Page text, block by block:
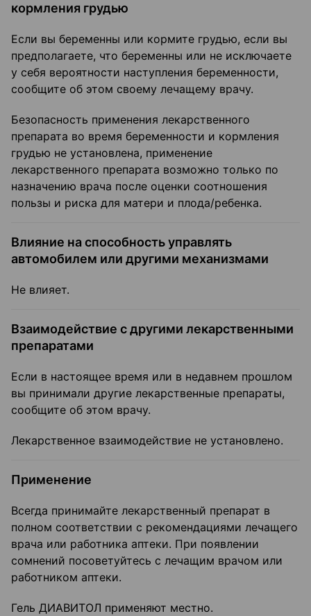
кормления грудью
Если вы беременны или кормите грудью, если вы
предполагаете, что беременны или не исключаете
у себя вероятности наступления беременности,
сообщите об этом своему лечащему врачу.
Безопасность применения лекарственного
препарата во время беременности и кормления
грудью не установлена, применение
лекарственного препарата возможно только по
назначению врача после оценки соотношения
пользы и риска для матери и плода/ребенка.
Влияние на способность управлять
автомобилем или другими механизмами
Не влияет.
Взаимодействие с другими лекарственными
препаратами
Если в настоящее время или в недавнем прошлом
вы принимали другие лекарственные препараты,
сообщите об этом врачу.
Лекарственное взаимодействие не установлено.
Применение
Всегда принимайте лекарственный препарат в
полном соответствии с рекомендациями лечащего
врача или работника аптеки. При появлении
сомнений посоветуйтесь с лечащим врачом или
работником аптеки.
Гель ДИАВИТОЛ применяют местно.